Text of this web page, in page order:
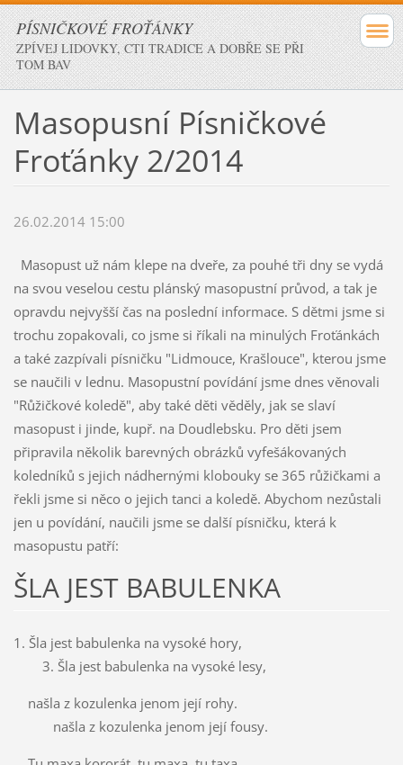
PÍSNIČKOVÉ FROŤÁNKY
ZPÍVEJ LIDOVKY, CTI TRADICE A DOBŘE SE PŘI
TOM BAV
Masopusní Písničkové
Froťánky 2/2014
26.02.2014 15:00
Masopust už nám klepe na dveře, za pouhé tři dny se vydá
na svou veselou cestu plánský masopustní průvod, a tak je
opravdu nejvyšší čas na poslední informace. S dětmi jsme si
trochu zopakovali, co jsme si říkali na minulých Froťánkách
a také zazpívali písničku "Lidmouce, Krašlouce", kterou jsme
se naučili v lednu. Masopustní povídání jsme dnes věnovali
"Růžičkové koledě", aby také děti věděly, jak se slaví
masopust i jinde, kupř. na Doudlebsku. Pro děti jsem
připravila několik barevných obrázků vyfešákovaných
koledníků s jejich nádhernými klobouky se 365 růžičkami a
řekli jsme si něco o jejich tanci a koledě. Abychom nezůstali
jen u povídání, naučili jsme se další písničku, která k
masopustu patří:
ŠLA JEST BABULENKA
1. Šla jest babulenka na vysoké hory,
3. Šla jest babulenka na vysoké lesy,
našla z kozulenka jenom její rohy.
našla z kozulenka jenom její fousy.